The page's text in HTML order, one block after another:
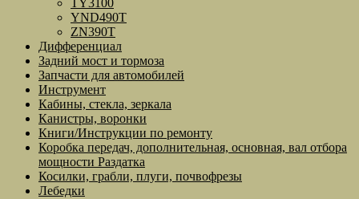
TY3100
YND490T
ZN390T
Дифференциал
Задний мост и тормоза
Запчасти для автомобилей
Инструмент
Кабины, стекла, зеркала
Канистры, воронки
Книги/Инструкции по ремонту
Коробка передач, дополнительная, основная, вал отбора
мощности Раздатка
Косилки, грабли, плуги, почвофрезы
Лебедки